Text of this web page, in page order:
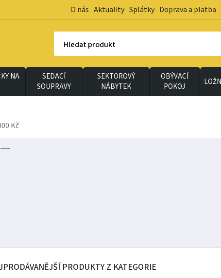
O nás Aktuality Splátky Doprava a platba
Hledat produkt
NA
SEDACÍ
SOUPRAVY
SEKTOROVÝ
NÁBYTEK
OBÝVACÍ
POKOJ
Kč
PRODUKTY Z KATEGORIE